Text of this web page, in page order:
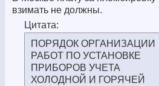
взимать не должны.
Цитата:
ПОРЯДОК ОРГАНИЗАЦИИ
РАБОТ ПО УСТАНОВКЕ
ПРИБОРОВ УЧЕТА
ХОЛОДНОЙ И ГОРЯЧЕЙ